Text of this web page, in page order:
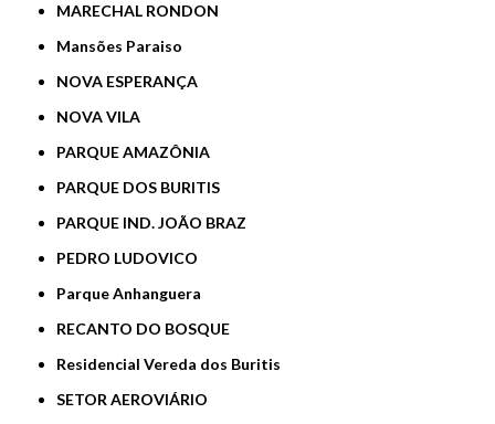
MARECHAL RONDON
Mansões Paraiso
NOVA ESPERANÇA
NOVA VILA
PARQUE AMAZÔNIA
PARQUE DOS BURITIS
PARQUE IND. JOÃO BRAZ
PEDRO LUDOVICO
Parque Anhanguera
RECANTO DO BOSQUE
Residencial Vereda dos Buritis
SETOR AEROVIÁRIO